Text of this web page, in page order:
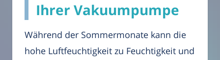
Ihrer Vakuumpumpe
Während der Sommermonate kann die
hohe Luftfeuchtigkeit zu Feuchtigkeit und